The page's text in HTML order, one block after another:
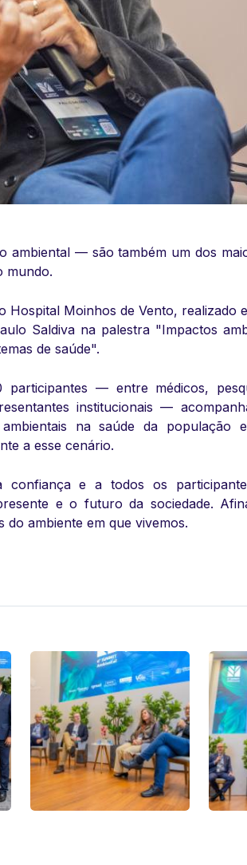
ambiental — são também um dos
mundo.
Moinhos de Vento, realizado
Saldiva na palestra "Impactos
de saúde".
— entre médicos,
institucionais —
na saúde da população
a esse cenário.
confiança e a todos os
e o futuro da sociedade.
ambiente em que vivemos.